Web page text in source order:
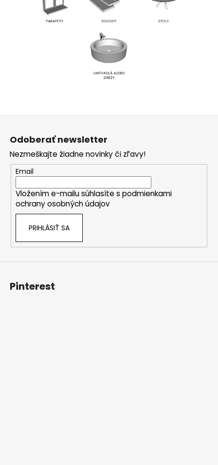
Z
Odoberať newsletter
Nezmeškajte žiadne novinky či zľavy!
Email
Vložením e-mailu súhlasíte s podmienkami
ochrany osobných údajov
PRIHLÁSIŤ SA
Pinterest